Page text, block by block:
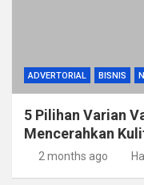
ADVERTORIAL BISNIS
5 Pilihan Varian
Mencerahkan
2 months ago